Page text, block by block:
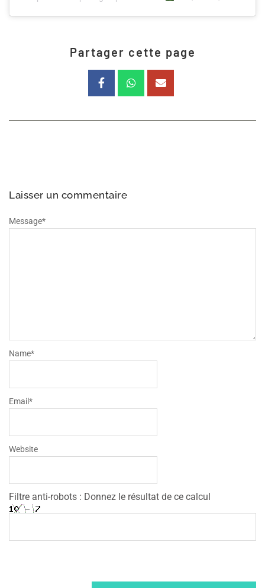
Partager cette page
Laisser un commentaire
Message*
Name*
Email*
Website
Filtre anti-robots : Donnez le résultat de ce calcul